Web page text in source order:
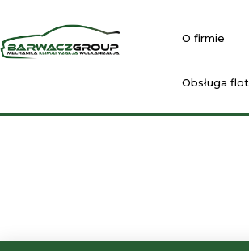
O firmie
Obsługa flot